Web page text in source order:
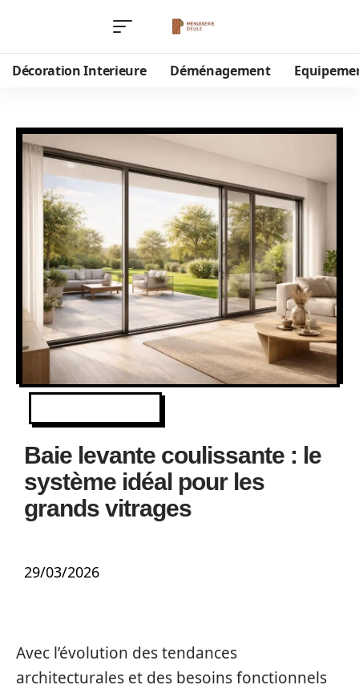
Décoration Interieure Déménagement
Baie levante coulissante : le
système idéal pour les
grands vitrages
29/03/2026
Avec l’évolution des tendances
architecturales et des besoins fonctionnels